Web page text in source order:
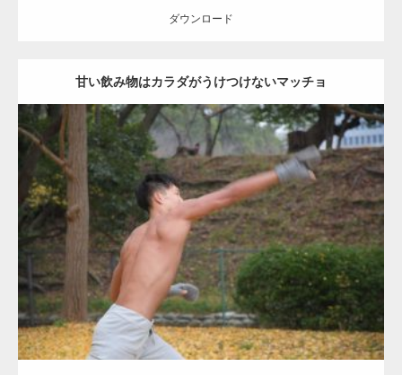
ダウンロード
甘い飲み物はカラダがうけつけないマッチョ
Update:2021.07.8
Category: 公園のマッチョ その他 AKIHITO(細マッチョ) 背中
ダウンロード